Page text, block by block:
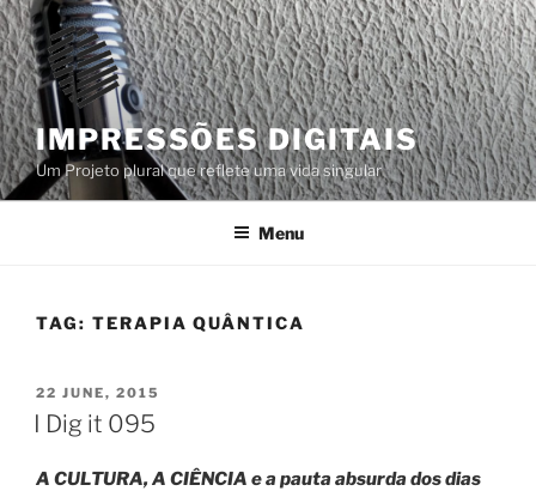
Skip
to
content
IMPRESSÕES DIGITAIS
Um Projeto plural que reflete uma vida singular
Menu
TAG: TERAPIA QUÂNTICA
POSTED
ON
22 JUNE, 2015
I Dig it 095
A CULTURA, A CIÊNCIA e a pauta absurda dos dias